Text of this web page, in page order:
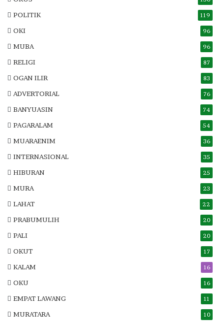
POLITIK 119
OKI 96
MUBA 96
RELIGI 87
OGAN ILIR 83
ADVERTORIAL 76
BANYUASIN 74
PAGARALAM 54
MUARAENIM 36
INTERNASIONAL 35
HIBURAN 25
MURA 23
LAHAT 22
PRABUMULIH 20
PALI 20
OKUT 17
KALAM 16
OKU 16
EMPAT LAWANG 11
MURATARA 10